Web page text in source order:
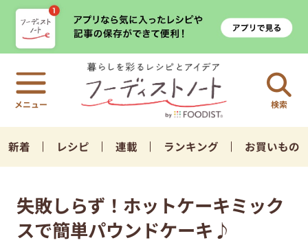
検索
新着 レシピ 連載 ランキング お買いもの
失敗しらず！ホットケーキミック
スで簡単パウンドケーキ♪